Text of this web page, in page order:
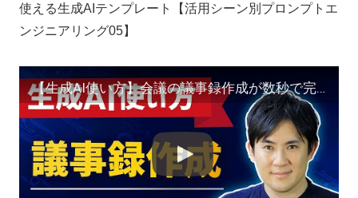
使える生成AIテンプレート【活用シーン別プロンプトエ
ンジニアリング05】
【生成AI使い方】会議の議事録作成が数秒で完了｜すぐ使える生成AIテンプレート【活用シーン別プロンプトエンジニアリング05】